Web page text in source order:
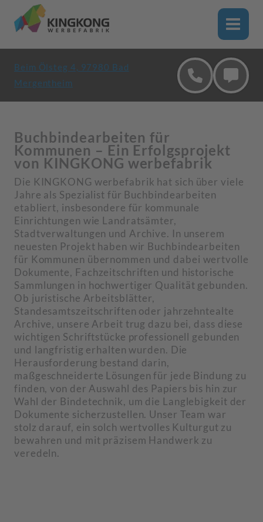
Inhalt
springen
Beim Ölsteg 4, 97980 Bad
Mergentheim
Buchbindearbeiten für
Kommunen – Ein Erfolgsprojekt
von KINGKONG werbefabrik
Die KINGKONG werbefabrik hat sich über viele
Jahre als Spezialist für Buchbindearbeiten
etabliert, insbesondere für kommunale
Einrichtungen wie Landratsämter,
Stadtverwaltungen und Archive. In unserem
neuesten Projekt haben wir Buchbindearbeiten
für Kommunen übernommen und dabei wertvolle
Dokumente, Fachzeitschriften und historische
Sammlungen in hochwertiger Qualität gebunden.
Ob juristische Arbeitsblätter,
Standesamtszeitschriften oder jahrzehntealte
Archive, unsere Arbeit trug dazu bei, dass diese
wichtigen Schriftstücke professionell gebunden
und langfristig erhalten wurden. Die
Herausforderung bestand darin,
maßgeschneiderte Lösungen für jede Bindung zu
finden, von der Auswahl des Papiers bis hin zur
Wahl der Bindetechnik, um die Langlebigkeit der
Dokumente sicherzustellen. Unser Team war
stolz darauf, ein solch wertvolles Kulturgut zu
bewahren und mit präzisem Handwerk zu
veredeln.